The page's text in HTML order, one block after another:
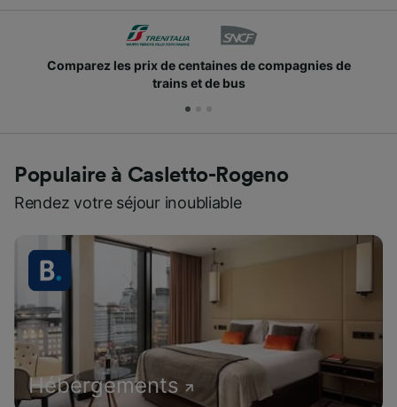
Comparez les prix de centaines de compagnies de
trains et de bus
Populaire à Casletto-Rogeno
Rendez votre séjour inoubliable
Hébergements